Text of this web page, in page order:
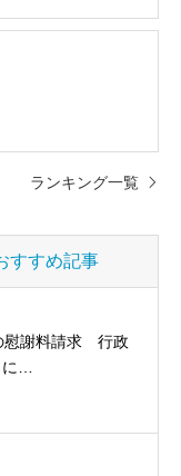
ランキング一覧
すすめ記事
慰謝料請求 行政
…